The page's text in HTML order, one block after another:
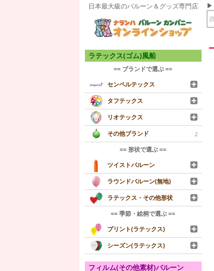
日本最大級のバルーン＆グッズ専門店
ラテックス(ゴム)風船
== ブランドで選ぶ ==
センペルテックス
タフテックス
リオテックス
その他ブランド
2
== 形状で選ぶ ==
ツイストバルーン
ラウンドバルーン(無地)
ラテックス・その他形状
== 季節・絵柄で選ぶ ==
プリント(ラテックス)
シーズン(ラテックス)
フィルム(その他素材)バルーン